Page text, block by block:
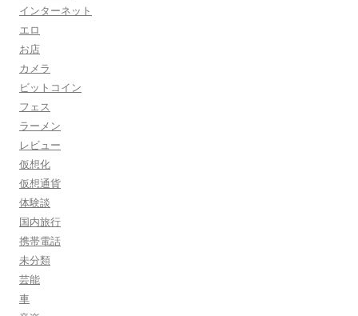
インターネット
エロ
お店
カメラ
ビットコイン
フェス
ラーメン
レビュー
仮想化
仮想通貨
体験談
国内旅行
携帯電話
未分類
芸能
車